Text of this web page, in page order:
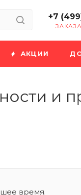
+7
АКЦИИ
и
время.